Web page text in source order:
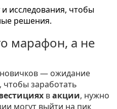
исследования, чтобы
решения.
марафон, а не
— ожидание
чтобы заработать
вакции, нужно
могут выйти на пик